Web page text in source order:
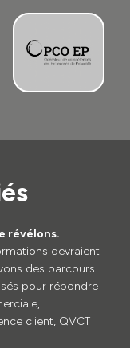
révélons.
devraient
des parcours
pour répondre
client, QVCT